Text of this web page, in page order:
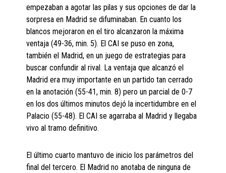
empezaban a agotar las pilas y sus opciones de dar la
sorpresa en Madrid se difuminaban. En cuanto los
blancos mejoraron en el tiro alcanzaron la máxima
ventaja (49-36, min. 5). El CAI se puso en zona,
también el Madrid, en un juego de estrategias para
buscar confundir al rival. La ventaja que alcanzó el
Madrid era muy importante en un partido tan cerrado
en la anotación (55-41, min. 8) pero un parcial de 0-7
en los dos últimos minutos dejó la incertidumbre en el
Palacio (55-48). El CAI se agarraba al Madrid y llegaba
vivo al tramo definitivo.
El último cuarto mantuvo de inicio los parámetros del
final del tercero. El Madrid no anotaba de ninguna de